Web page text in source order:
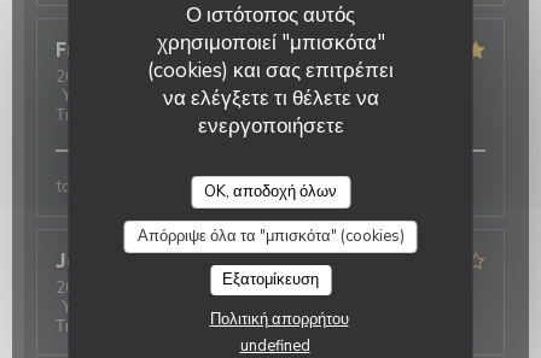
Ο ιστότοπος αυτός
χρησιμοποιεί "μπισκότα"
(cookies) και σας επιτρέπει
να ελέγξετε τι θέλετε να
ενεργοποιήσετε
OK, αποδοχή όλων
Απόρριψε όλα τα "μπισκότα" (cookies)
Εξατομίκευση
Πολιτική απορρήτου
undefined
Françoise
D
2026-07-24 - 20:00 - καλεσμένοι 4
Υπηρεσία
/5 Ατμόσφαιρα:4/5 Μενού: 5/5
Τιμή
tous
Jean-Pierre D
2026-07-23
- 12:00 - καλεσμένοι 2
Υπηρεσία
Ατμόσφαιρα Μενού
Τιμή
Oh ! MOUETTES